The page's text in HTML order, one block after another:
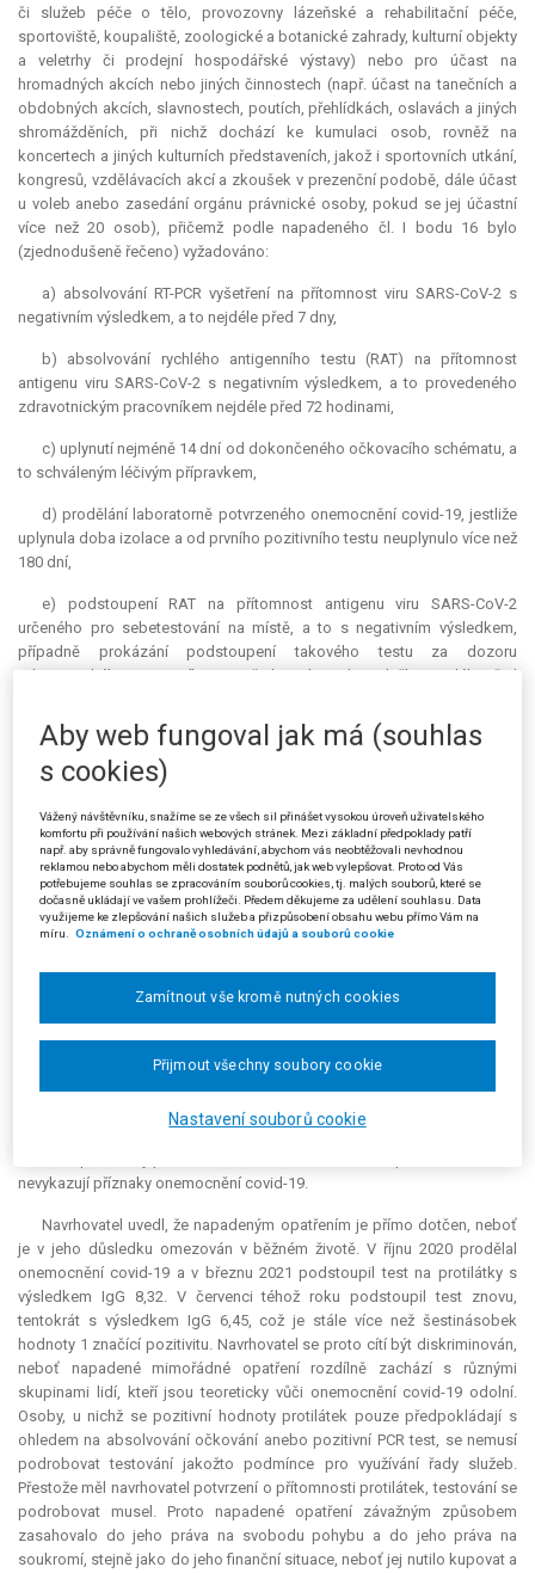
či služeb péče o tělo, provozovny lázeňské a rehabilitační péče,
sportoviště, koupaliště, zoologické a botanické zahrady, kulturní objekty
a veletrhy či prodejní hospodářské výstavy) nebo pro účast na
hromadných akcích nebo jiných činnostech (např. účast na tanečních a
obdobných akcích, slavnostech, poutích, přehlídkách, oslavách a jiných
shromážděních, při nichž dochází ke kumulaci osob, rovněž na
koncertech a jiných kulturních představeních, jakož i sportovních utkání,
kongresů, vzdělávacích akcí a zkoušek v prezenční podobě, dále účast
u voleb anebo zasedání orgánu právnické osoby, pokud se jej účastní
více než 20 osob), přičemž podle napadeného čl. I bodu 16 bylo
(zjednodušeně řečeno) vyžadováno:
a) absolvování RT-PCR vyšetření na přítomnost viru SARS-CoV-2 s
negativním výsledkem, a to nejdéle před 7 dny,
b) absolvování rychlého antigenního testu (RAT) na přítomnost
antigenu viru SARS-CoV-2 s negativním výsledkem, a to provedeného
zdravotnickým pracovníkem nejdéle před 72 hodinami,
c) uplynutí nejméně 14 dní od dokončeného očkovacího schématu, a
to schváleným léčivým přípravkem,
d) prodělání laboratorně potvrzeného onemocnění covid-19, jestliže
uplynula doba izolace a od prvního pozitivního testu neuplynulo více než
180 dní,
e) podstoupení RAT na přítomnost antigenu viru SARS-CoV-2
určeného pro sebetestování na místě, a to s negativním výsledkem,
případně prokázání podstoupení takového testu za dozoru
zdravotnického pracovníka prostřednictvím online služby nejdéle před
poskytovatelem zdravotních služeb, anebo
f) v případě osoby ve škole nebo školském zařízení doložením
čestného prohlášení anebo potvrzením školy o absolvování RAT na
přítomnost antigenu viru SARS-CoV-2 určeného pro sebetestování, a to s
negativním výsledkem.
Napadené mimořádné opatření bylo s účinností od 13. 9. 2021
změněno mimořádným opatřením odpůrce ze dne 10. 9. 2021 (ovšem
toliko v částech, které nebyly podaným návrhem dotčeny) a následně
27. 9. 2021.
poskytovatelům vyjmenovaných služeb a organizátorům akcí zajistit
dodržování stanovených podmínek, zákazníkům a účastníkům pak
přikazovalo vstupovat do uzavřených prostor rámcově vyjmenovaných v
mimořádném opatření anebo se účastnit v něm uvedených akcí (s
nevykazují příznaky onemocnění covid-19.
Navrhovatel uvedl, že napadeným opatřením je přímo dotčen, neboť
je v jeho důsledku omezován v běžném životě. V říjnu 2020 prodělal
onemocnění covid-19 a v březnu 2021 podstoupil test na protilátky s
výsledkem IgG 8,32. V červenci téhož roku podstoupil test znovu,
tentokrát s výsledkem IgG 6,45, což je stále více než šestinásobek
hodnoty 1 značící pozitivitu. Navrhovatel se proto cítí být diskriminován,
neboť napadené mimořádné opatření rozdílně zachází s různými
skupinami lidí, kteří jsou teoreticky vůči onemocnění covid-19 odolní.
Osoby, u nichž se pozitivní hodnoty protilátek pouze předpokládají s
ohledem na absolvování očkování anebo pozitivní PCR test, se nemusí
podrobovat testování jakožto podmínce pro využívání řady služeb.
Přestože měl navrhovatel potvrzení o přítomnosti protilátek, testování se
podrobovat musel. Proto napadené opatření závažným způsobem
zasahovalo do jeho práva na svobodu pohybu a do jeho práva na
soukromí, stejně jako do jeho finanční situace, neboť jej nutilo kupovat a
Aby web fungoval jak má (souhlas
s cookies)
Vážený návštěvníku, snažíme se ze všech sil přinášet vysokou úroveň uživatelského
komfortu při používání našich webových stránek. Mezi základní předpoklady patří
např. aby správně fungovalo vyhledávání, abychom vás neobtěžovali nevhodnou
reklamou nebo abychom měli dostatek podnětů, jak web vylepšovat. Proto od Vás
potřebujeme souhlas se zpracováním souborů cookies, tj. malých souborů, které se
dočasně ukládají ve vašem prohlížeči. Předem děkujeme za udělení souhlasu. Data
využijeme ke zlepšování našich služeb a přizpůsobení obsahu webu přímo Vám na
míru. Oznámení o ochraně osobních údajů a souborů cookie
Nastavení souborů cookie
Zamítnout vše kromě nutných cookies
Přijmout všechny soubory cookie